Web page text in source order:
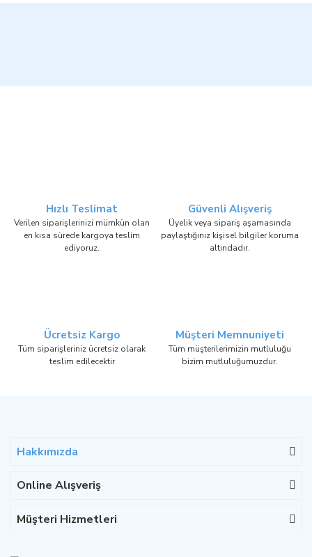
Hızlı Teslimat
Verilen siparişlerinizi mümkün olan
en kısa sürede kargoya teslim
ediyoruz.
Güvenli Alışveriş
Üyelik veya sipariş aşamasında
paylaştığınız kişisel bilgiler koruma
altındadır.
Ücretsiz Kargo
Tüm siparişleriniz ücretsiz olarak
teslim edilecektir
Müşteri Memnuniyeti
Tüm müşterilerimizin mutluluğu
bizim mutluluğumuzdur.
Hakkımızda
Online Alışveriş
Müşteri Hizmetleri